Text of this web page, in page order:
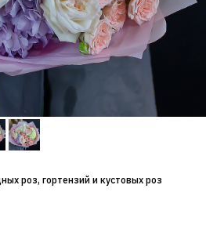
роз, гортензий и кустовых роз